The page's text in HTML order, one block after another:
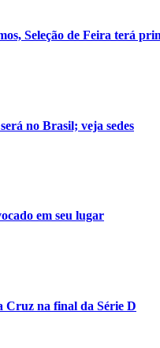
Seleção de Feira terá
no Brasil; veja sedes
em seu lugar
Cruz na final da Série D